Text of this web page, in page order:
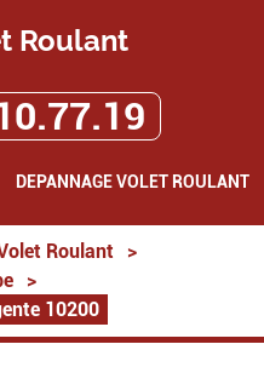
Roulant
DEPANNAGE VOLET ROULANT
Roulant
>
>
10200